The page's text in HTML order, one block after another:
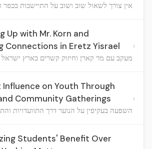
אין צורך לשאול שוב ושוב על התיישבות בכפר
Up with Mr. Korn and
Connections in Eretz Yisrael
מעקב עם מר קארן וחיזוק קשרים בארץ ישראל
›
on Youth Through
Community Gatherings
השפעה בעקיפין על הנוער דרך התוועדויות
›
Students' Benefit Over